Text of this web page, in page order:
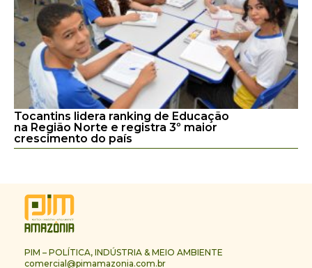
Tocantins lidera ranking de Educação
na Região Norte e registra 3º maior
crescimento do país
PIM – POLÍTICA, INDÚSTRIA & MEIO AMBIENTE
comercial@pimamazonia.com.br